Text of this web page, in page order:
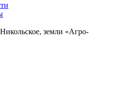
земли «Агро-